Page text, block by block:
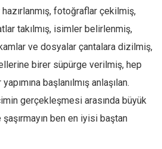
fotoğraflar çekilmiş,
takılmış, isimler belirlenmiş,
ve dosyalar çantalara dizilmiş,
birer süpürge verilmiş, hep
başlanılmış anlaşılan.
gerçekleşmesi arasında büyük
ben en iyisi baştan